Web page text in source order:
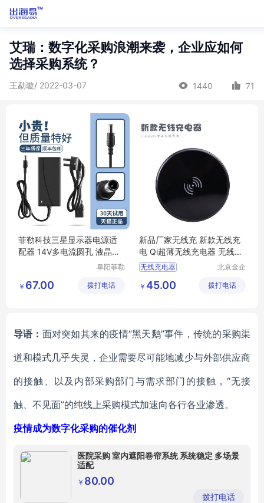
艾瑞：数字化采购浪潮来袭，企业应如何
选择采购系统？
王勐璇/ 2022-03-07 1440 71
菲勒科技三星显示器电源适
配器 14V多电流圆孔 液晶台
阜阳菲勒
公司
￥ 67.00 拨打电话
新品厂家无线充 新款无线充
电 Qi超薄无线充电器 无线蓝
牙充电源定制logo
无线充电器
新款无线充电器
北京金企
有限公司
￥ 45.00 拨打电话
导语： 面对突如其来的疫情“黑天鹅”事件，传统的采购渠
道和模式几乎失灵，企业需要尽可能地减少与外部供应商
的接触、以及内部采购部门与需求部门的接触，“无接
触、不见面”的纯线上采购模式加速向各行各业渗透。
疫情成为数字化采购的催化剂
医院采购 室内遮阳卷帘系统 系统稳定 多场景
适配
￥ 80.00
拨打电话